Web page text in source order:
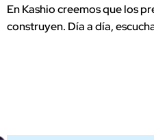
En Kashio creemos que los
construyen. Día a día,